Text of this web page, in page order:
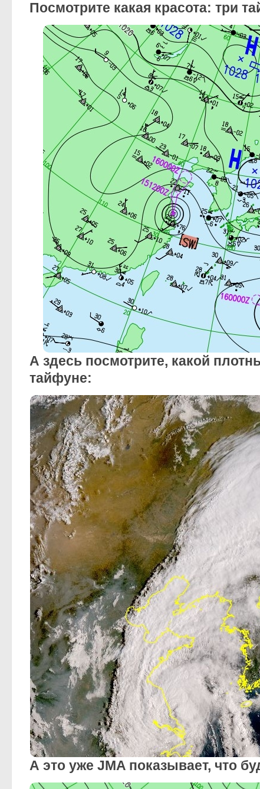
Посмотрите какая красота: три
А здесь посмотрите, какой
тайфуне:
А это уже JMA показывает, что